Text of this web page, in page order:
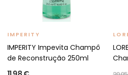
IMPERITY
IMPERITY Impevita Champô
de Reconstrução 250ml